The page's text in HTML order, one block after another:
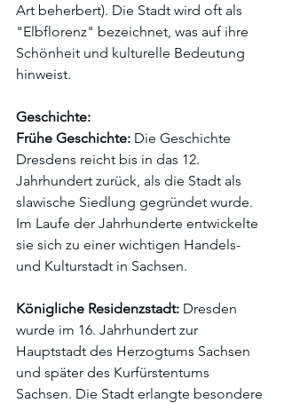
Art beherbert). Die Stadt wird oft als
"Elbflorenz" bezeichnet, was auf ihre
Schönheit und kulturelle Bedeutung
hinweist.
Geschichte:
Frühe Geschichte: Die Geschichte
Dresdens reicht bis in das 12.
Jahrhundert zurück, als die Stadt als
slawische Siedlung gegründet wurde.
Im Laufe der Jahrhunderte entwickelte
sie sich zu einer wichtigen Handels-
und Kulturstadt in Sachsen.
Königliche Residenzstadt: Dresden
wurde im 16. Jahrhundert zur
Hauptstadt des Herzogtums Sachsen
und später des Kurfürstentums
Sachsen. Die Stadt erlangte besondere